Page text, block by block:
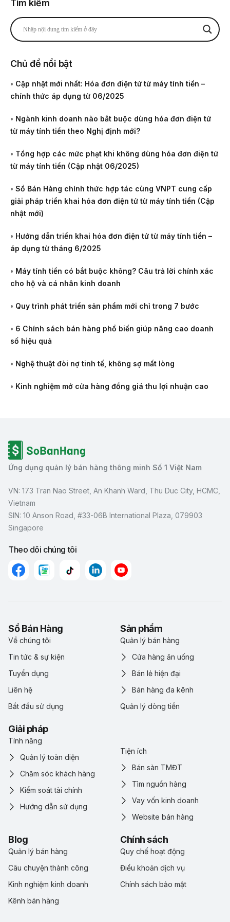
Tìm kiếm
Chủ đề nổi bật
• Cập nhật mới nhất: Hóa đơn điện tử từ máy tính tiền –
chính thức áp dụng từ 06/2025
• Ngành kinh doanh nào bắt buộc dùng hóa đơn điện tử
từ máy tính tiền theo Nghị định mới?
• Tổng hợp các mức phạt khi không dùng hóa đơn điện tử
từ máy tính tiền (Cập nhật 06/2025)
• Sổ Bán Hàng chính thức hợp tác cùng VNPT cung cấp
giải pháp triển khai hóa đơn điện tử từ máy tính tiền (Cập
nhật mới)
• Hướng dẫn triển khai hóa đơn điện tử từ máy tính tiền –
áp dụng từ tháng 6/2025
• Máy tính tiền có bắt buộc không? Câu trả lời chính xác
cho hộ và cá nhân kinh doanh
• Quy trình phát triển sản phẩm mới chỉ trong 7 bước
• 6 Chính sách bán hàng phổ biến giúp nâng cao doanh
số hiệu quả
• Nghệ thuật đòi nợ tinh tế, không sợ mất lòng
• Kinh nghiệm mở cửa hàng đồng giá thu lợi nhuận cao
Ứng dụng quản lý bán hàng thông minh Số 1 Việt Nam
VN: 173 Tran Nao Street, An Khanh Ward, Thu Duc City, HCMC,
Vietnam
SIN: 10 Anson Road, #33-06B International Plaza, 079903
Singapore
Theo dõi chúng tôi
Sổ Bán Hàng
Về chúng tôi
Tin tức & sự kiện
Tuyển dụng
Liên hệ
Bắt đầu sử dụng
Sản phẩm
Quản lý bán hàng
Cửa hàng ăn uống
Bán lẻ hiện đại
Bán hàng đa kênh
Quản lý dòng tiền
Giải pháp
Tính năng
Quản lý toàn diện
Chăm sóc khách hàng
Kiểm soát tài chính
Hướng dẫn sử dụng
Tiện ích
Bán sàn TMĐT
Tìm nguồn hàng
Vay vốn kinh doanh
Website bán hàng
Blog
Quản lý bán hàng
Câu chuyện thành công
Kinh nghiệm kinh doanh
Kênh bán hàng
Chính sách
Quy chế hoạt động
Điểu khoản dịch vụ
Chính sách bảo mật